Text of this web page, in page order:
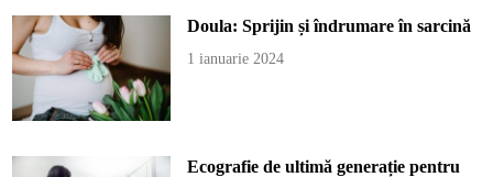
Doula: Sprijin și îndrumare în sarcină
1 ianuarie 2024
Ecografie de ultimă generație pentru